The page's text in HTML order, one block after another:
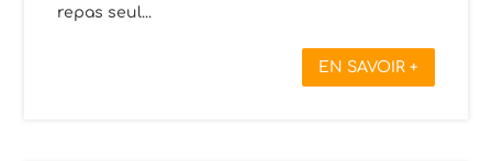
repas seul...
EN SAVOIR +